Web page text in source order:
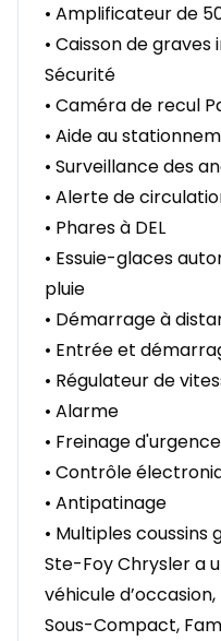
• Amplificateur de
• Caisson de graves
Sécurité
• Caméra de recul
• Aide au
• Surveillance des
• Alerte de
• Phares à DEL
• Essuie-glaces
pluie
• Démarrage à
• Entrée et
• Régulateur de
• Alarme
• Freinage
• Contrôle
• Antipatinage
• Multiples coussins
Ste-Foy Chrysler a
véhicule
Sous-Compact,